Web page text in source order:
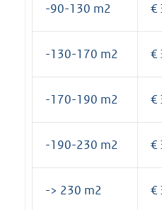
-90-130 m2 €
-130-170 m2 €
-170-190 m2 €
-190-230 m2 €
-> 230 m2 €